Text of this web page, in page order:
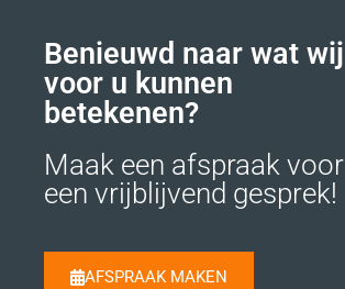
Benieuwd naar wat wij
voor u kunnen
betekenen?
Maak een afspraak voor
een vrijblijvend gesprek!
AFSPRAAK MAKEN